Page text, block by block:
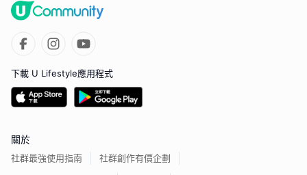
下載 U Lifestyle應用程式
關於
社群最強使用指南
社群創作有價企劃